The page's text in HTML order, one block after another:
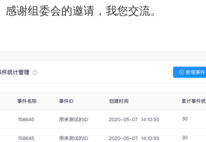
感谢组委会的邀请，我您交流。